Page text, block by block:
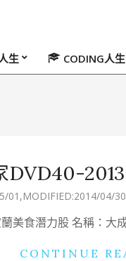
生 CODING人生
DVD40-
01 ,MODIFIED:2014/04/30
美食潛力股 名稱：大
CONTINUE